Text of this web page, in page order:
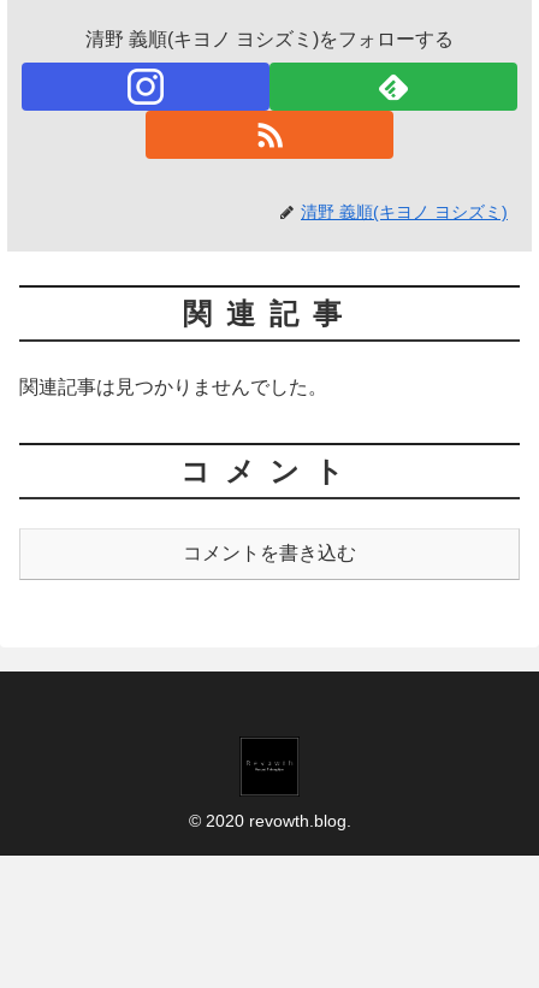
清野 義順(キヨノ ヨシズミ)をフォローする
清野 義順(キヨノ ヨシズミ)
関連記事
関連記事は見つかりませんでした。
コメント
コメントを書き込む
© 2020 revowth.blog.